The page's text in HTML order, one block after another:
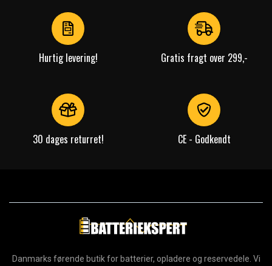
Hurtig levering! Gratis fragt over 299,-
30 dages returret! CE - Godkendt
Danmarks førende butik for batterier, opladere og reservedele. Vi